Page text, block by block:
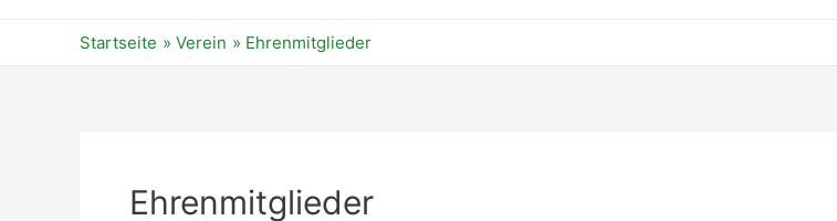
Startseite Verein Ehrenmitglieder
Ehrenmitglieder